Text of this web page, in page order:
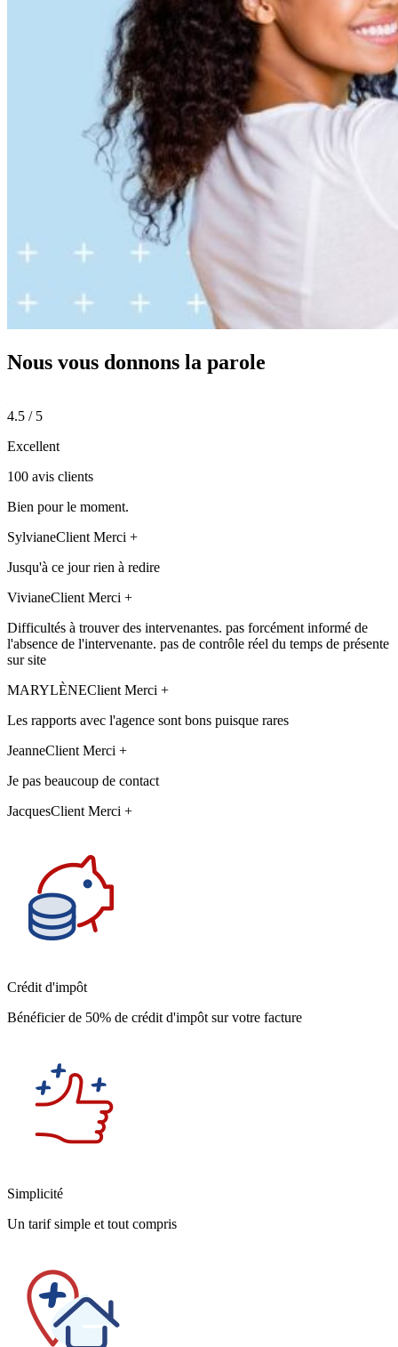
Nous vous donnons la parole
4.5 / 5
Excellent
100 avis clients
Bien pour le moment.
SylvianeClient Merci +
Jusqu'à ce jour rien à redire
VivianeClient Merci +
Difficultés à trouver des intervenantes. pas forcément informé de
l'absence de l'intervenante. pas de contrôle réel du temps de présente
sur site
MARYLÈNEClient Merci +
Les rapports avec l'agence sont bons puisque rares
JeanneClient Merci +
Je pas beaucoup de contact
JacquesClient Merci +
Crédit d'impôt
Bénéficier de 50% de crédit d'impôt sur votre facture
Simplicité
Un tarif simple et tout compris